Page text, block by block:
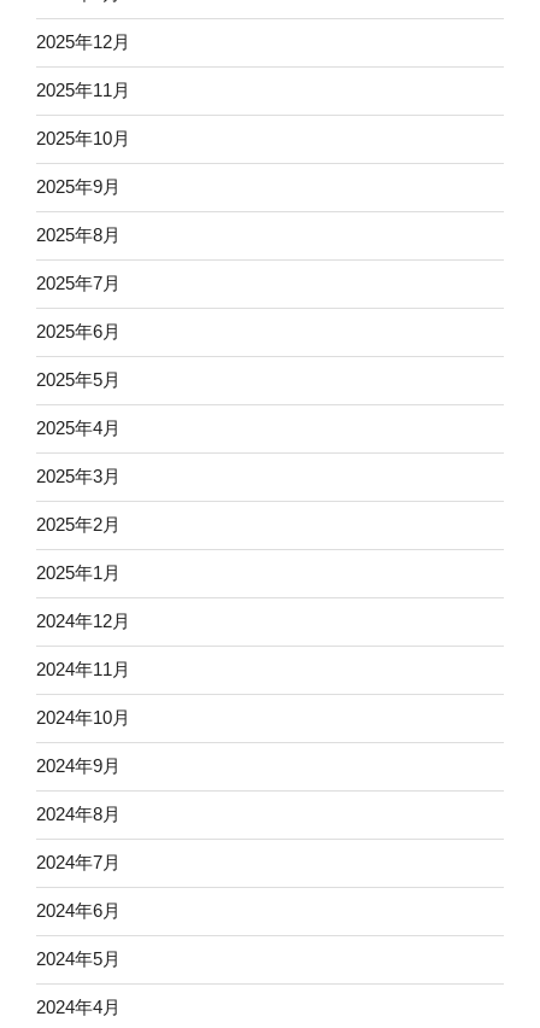
2025年12月
2025年11月
2025年10月
2025年9月
2025年8月
2025年7月
2025年6月
2025年5月
2025年4月
2025年3月
2025年2月
2025年1月
2024年12月
2024年11月
2024年10月
2024年9月
2024年8月
2024年7月
2024年6月
2024年5月
2024年4月